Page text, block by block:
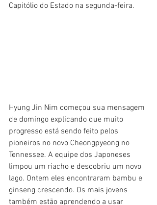
Capitólio do Estado na segunda-feira.
Hyung Jin Nim começou sua mensagem
de domingo explicando que muito
progresso está sendo feito pelos
pioneiros no novo Cheongpyeong no
Tennessee. A equipe dos Japoneses
limpou um riacho e descobriu um novo
lago. Ontem eles encontraram bambu e
ginseng crescendo. Os mais jovens
também estão aprendendo a usar